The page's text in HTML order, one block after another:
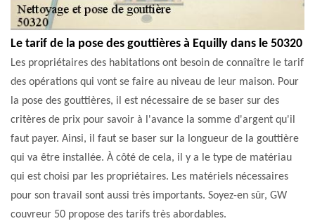
Le tarif de la pose des gouttières à Equilly dans le 50320
Les propriétaires des habitations ont besoin de connaître le tarif
des opérations qui vont se faire au niveau de leur maison. Pour
la pose des gouttières, il est nécessaire de se baser sur des
critères de prix pour savoir à l'avance la somme d'argent qu'il
faut payer. Ainsi, il faut se baser sur la longueur de la gouttière
qui va être installée. À côté de cela, il y a le type de matériau
qui est choisi par les propriétaires. Les matériels nécessaires
pour son travail sont aussi très importants. Soyez-en sûr, GW
couvreur 50 propose des tarifs très abordables.